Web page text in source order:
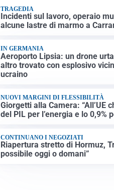
TRAGEDIA
Incidenti sul lavoro, operaio
alcune lastre di marmo a
IN GERMANIA
Aeroporto Lipsia: un drone
altro trovato con esplosivo
ucraino
NUOVI MARGINI DI FLESSIBILITÀ
Giorgetti alla Camera: “All’UE
del PIL per l’energia e lo 0,9%
CONTINUANO I NEGOZIATI
Riapertura stretto di Hormuz,
possibile oggi o domani”